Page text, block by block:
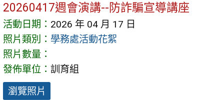
20260417週會演講--防詐騙宣導講座
活動日期： 2026 年 04 月 17 日
照片類別： 學務處活動花絮
照片數量：
發佈單位： 訓育組
瀏覽照片